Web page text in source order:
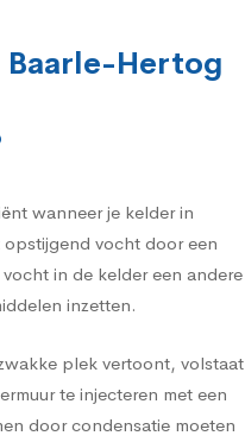
Hertog
wanneer je kelder in
vocht door een
in de kelder een andere
inzetten.
plek vertoont, volstaat
te injecteren met een
door condensatie moeten